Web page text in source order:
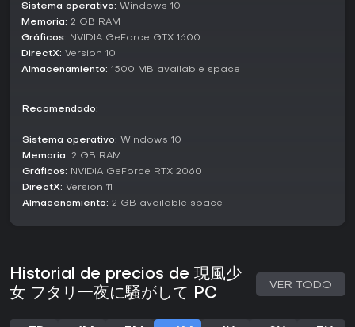
About Stage 2
In Stage 2, the developer’s true nature starts to show.
The difficulty goes up a notch.
If things get rough, don’t hesitate to lower the difficulty or
Sistema operativo: Windows 10
Memoria: 2 GB RAM
Gráficos: NVIDIA GeForce GTX 1600
DirectX: Version 10
Almacenamiento: 1500 MB available space
Recomendado:
Sistema operativo: Windows 10
Memoria: 2 GB RAM
Gráficos: NVIDIA GeForce RTX 2060
DirectX: Version 11
Almacenamiento: 2 GB available space
Historial de precios de 現風少
女 フタリ一夜に騒がして PC
VER TODO